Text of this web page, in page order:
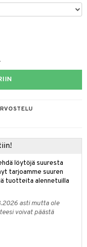
löytöjä suuresta
tarjoamme suuren
tuotteita alennetuilla
asti mutta ole
voivat päästä